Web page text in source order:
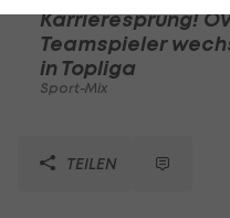
Karrieresprung!
Teamspieler
in Topliga
Sport-Mix
TEILEN